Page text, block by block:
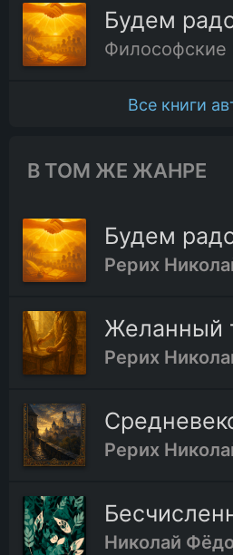
Будем
Философские
Все книги
В ТОМ ЖЕ ЖАНРЕ
Будем
Желанный
Николай